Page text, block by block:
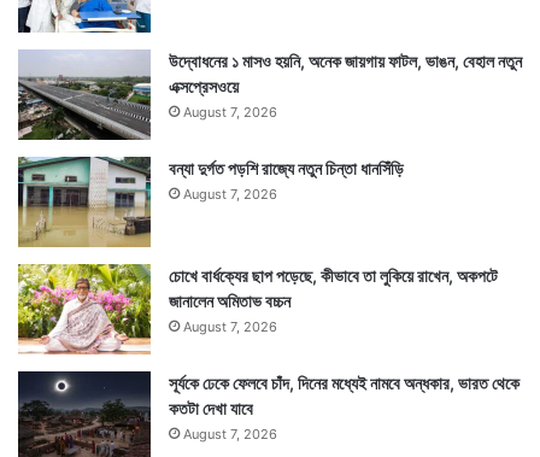
আরেকটা হল বারবেলা, কালবেলা ও কালরাত্রি। এই সময় যেকোনও
শুভকাজ নিষ্ফলই হয়ে থাকে। সুতরাং আনুমানিক সময় ধরে কাজ
উদ্বোধনের ১ মাসও হয়নি, অনেক জায়গায় ফাটল, ভাঙন, বেহাল নতুন
এক্সপ্রেসওয়ে
August 7, 2026
বন্যা দুর্গত পড়শি রাজ্যে নতুন চিন্তা ধানসিঁড়ি
August 7, 2026
চোখে বার্ধক্যের ছাপ পড়েছে, কীভাবে তা লুকিয়ে রাখেন, অকপটে
জানালেন অমিতাভ বচ্চন
August 7, 2026
সূর্যকে ঢেকে ফেলবে চাঁদ, দিনের মধ্যেই নামবে অন্ধকার, ভারত থেকে
কতটা দেখা যাবে
August 7, 2026